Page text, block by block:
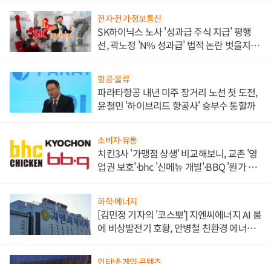
전자·전기·정보통신
SK하이닉스 노사 '성과급 주식 지급' 평행
선, 곽노정 'N% 성과급' 법적 논란 벗을지 주
항공·물류
파라타항공 내년 미주 장거리 노선 첫 도전,
윤철민 '하이브리드 항공사' 승부수 통할까
소비자·유통
치킨3사 '가맹점 상생' 비교해보니, 교촌 '영
업권 보호'·bhc '신메뉴 개발'·BBQ '원가 부
화학·에너지
[김민정 기자의 '코스뽀'] 지엔씨에너지 AI 붐
에 비상발전기 호황, 안병철 친환경 에너지